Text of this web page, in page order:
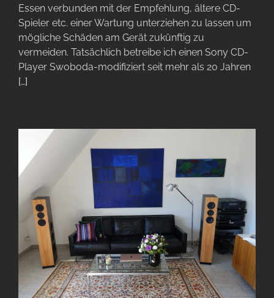
Essen verbunden mit der Empfehlung, ältere CD-
Spieler etc. einer Wartung unterziehen zu lassen um
mögliche Schäden am Gerät zukünftig zu
vermeiden. Tatsächlich betreibe ich einen Sony CD-
Player Swoboda-modifiziert seit mehr als 20 Jahren
[…]